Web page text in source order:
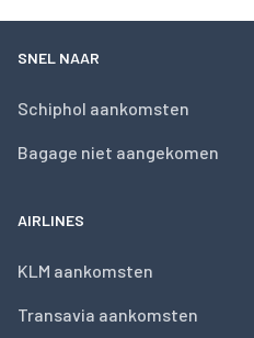
SNEL NAAR
Schiphol aankomsten
Bagage niet aangekomen
AIRLINES
KLM aankomsten
Transavia aankomsten